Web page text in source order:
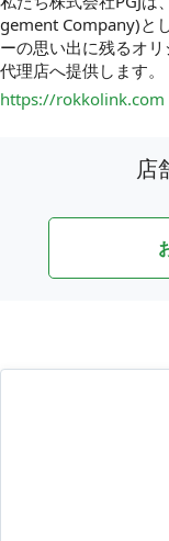
gement Company)と
ーの思い出に残るオ
代理店へ提供します。
https://rokkolink.com
店